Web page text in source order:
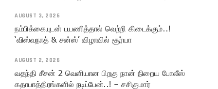
AUGUST 3, 2026
நம்பிக்கையுடன் பயணித்தால் வெற்றி கிடைக்கும்..!
‘விஸ்வநாத் & சன்ஸ்’ விழாவில் சூர்யா
AUGUST 2, 2026
வதந்தி சீசன் 2 வெளியான பிறகு நான் நிறைய போலீஸ்
கதாபாத்திரங்களில் நடிப்பேன்..! – சசிகுமார்